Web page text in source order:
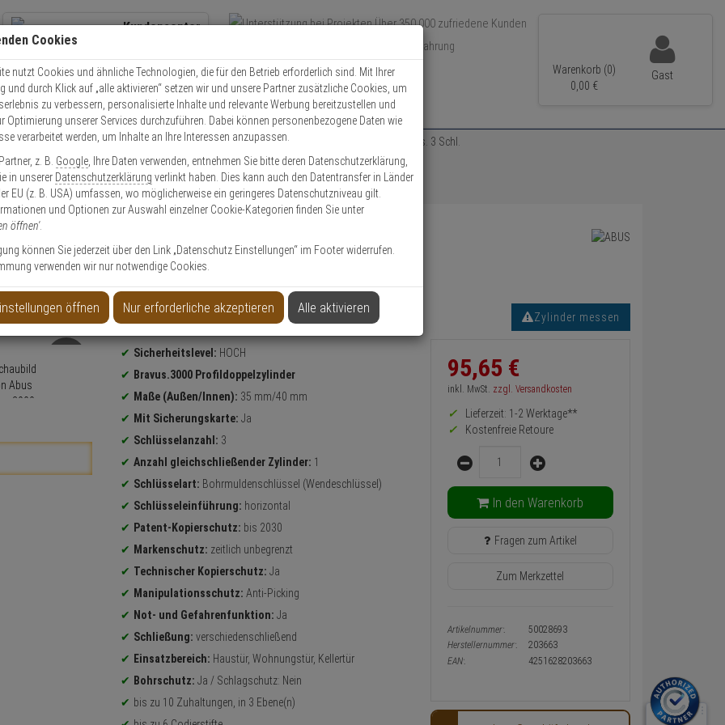
Kundencenter
Kontaktservice nutzen
Mo. - Do.: 8:00 - 16:30 Fr. 8:00 - 14:00 Uhr
Über 350.000 zufriedene Kunden
Über 15 Jahre Erfahrung
Schneller Versand
Warenkorb (0)
0, 00 €
Gast
Schließzylinder Schließzylinder Set Abus Bravus 3000 Doppelzylinder 35/40 vs. 3 Schl.
35/40 vs. 3 Schl.
Zylinder messen
Produktinformationen
Sicherheitslevel: HOCH
Bravus.3000 Profildoppelzylinder
Maße (Außen/Innen): 35 mm/40 mm
Mit Sicherungskarte: Ja
Schlüsselanzahl: 3
Anzahl gleichschließender Zylinder: 1
Schlüsselart: Bohrmuldenschlüssel (Wendeschlüssel)
Schlüsseleinführung: horizontal
Patent-Kopierschutz: bis 2030
Markenschutz: zeitlich unbegrenzt
Technischer Kopierschutz: Ja
Manipulationsschutz: Anti-Picking
Not- und Gefahrenfunktion: Ja
Schließung: verschiedenschließend
Einsatzbereich: Haustür, Wohnungstür, Kellertür
Bohrschutz: Ja / Schlagschutz: Nein
bis zu 10 Zuhaltungen, in 3 Ebene(n)
Informationen
zurück
Preis,
und
Warenkorb-
Konfigurieren-
Button
95,65 €
inkl. MwSt. zzgl. Versandkosten
Lieferzeit: 1-2 Werktage**
Kostenfreie Retoure
Menge
In den Warenkorb
Fragen zum Artikel
Zum Merkzettel
Artikelnummer:
50028693
Herstellernummer:
203663
EAN:
4251628203663
Cookies
nutzt Cookies und ähnliche Technologien, die für den Betrieb erforderlich sind. Mit Ihrer
und durch Klick auf „alle aktivieren“ setzen wir und unsere Partner zusätzliche Cookies, um
zu verbessern, personalisierte Inhalte und relevante Werbung bereitzustellen und
Optimierung unserer Services durchzuführen. Dabei können personenbezogene Daten wie
verarbeitet werden, um Inhalte an Ihre Interessen anzupassen.
z. B. Google , Ihre Daten verwenden, entnehmen Sie bitte deren Datenschutzerklärung,
in unserer Datenschutzerklärung verlinkt haben. Dies kann auch den Datentransfer in Länder
EU (z. B. USA) umfassen, wo möglicherweise ein geringeres Datenschutzniveau gilt.
und Optionen zur Auswahl einzelner Cookie-Kategorien finden Sie unter
öffnen'.
können Sie jederzeit über den Link „Datenschutz Einstellungen“ im Footer widerrufen.
verwenden wir nur notwendige Cookies.
öffnen Nur erforderliche akzeptieren Alle aktivieren